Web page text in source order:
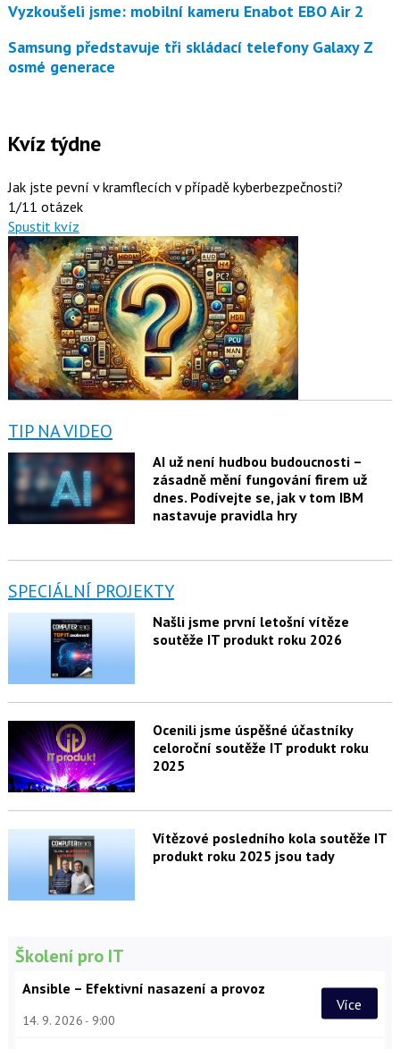
Vyzkoušeli jsme: mobilní kameru Enabot EBO Air 2
Samsung představuje tři skládací telefony Galaxy Z
osmé generace
Kvíz týdne
Jak jste pevní v kramflecích v případě kyberbezpečnosti?
1/11 otázek
Spustit kvíz
TIP NA VIDEO
AI už není hudbou budoucnosti –
zásadně mění fungování firem už
dnes. Podívejte se, jak v tom IBM
nastavuje pravidla hry
SPECIÁLNÍ PROJEKTY
Našli jsme první letošní vítěze
soutěže IT produkt roku 2026
Ocenili jsme úspěšné účastníky
celoroční soutěže IT produkt roku
2025
Vítězové posledního kola soutěže IT
produkt roku 2025 jsou tady
Školení pro IT
Ansible – Efektivní nasazení a provoz
14. 9. 2026 9:00
Více